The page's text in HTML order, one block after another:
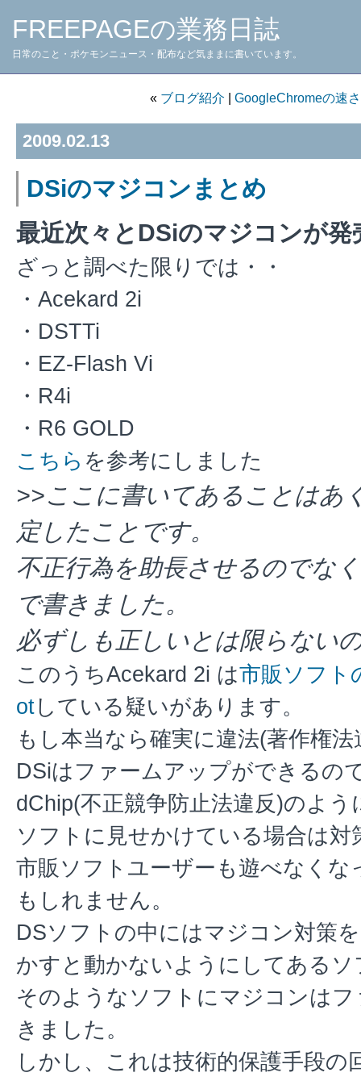
FREEPAGEの業務日誌
日常のこと・ポケモンニュース・配布など気ままに書いています。
« ブログ紹介 GoogleChromeの速
2009.02.13
DSiのマジコンまとめ
最近次々とDSiのマジコンが
ざっと調べた限りでは・・
・Acekard 2i
・DSTTi
・EZ-Flash Vi
・R4i
・R6 GOLD
こちら を参考にしました
>>ここに書いてあることはあ
定したことです。
不正行為を助長させるのでな
で書きました。
必ずしも正しいとは限らない
このうちAcekard 2i は市販ソフト
otしている疑いがあります。
もし本当なら確実に違法(著作権
DSiはファームアップができるの
dChip(不正競争防止法違反)のよ
ソフトに見せかけている場合は
市販ソフトユーザーも遊べなく
もしれません。
DSソフトの中にはマジコン対策
かすと動かないようにしてある
そのようなソフトにマジコンは
きました。
しかし、これは技術的保護手段の